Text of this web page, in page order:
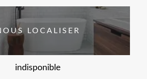
LOCALISER
indisponible